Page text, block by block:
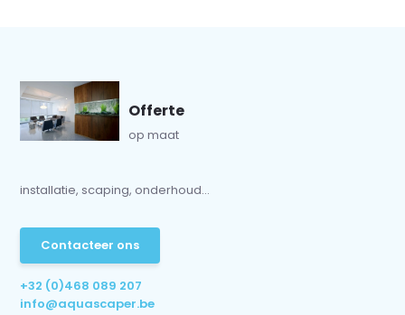
Offerte
op maat
installatie, scaping, onderhoud...
Contacteer ons
+32 (0)468 089 207
info@aquascaper.be